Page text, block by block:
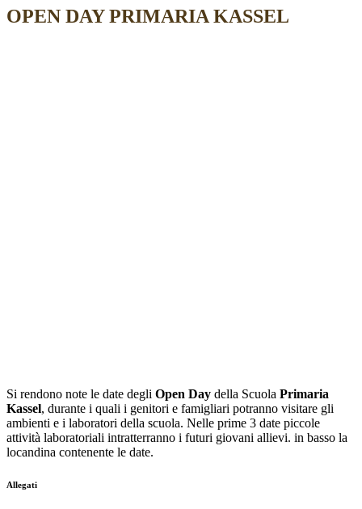
OPEN DAY PRIMARIA KASSEL
Si rendono note le date degli Open Day della Scuola Primaria
Kassel, durante i quali i genitori e famigliari potranno visitare gli
ambienti e i laboratori della scuola. Nelle prime 3 date piccole
attività laboratoriali intratterranno i futuri giovani allievi. in basso la
locandina contenente le date.
Allegati